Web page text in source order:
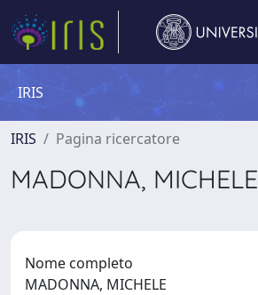
IRIS
IRIS Pagina ricercatore
MADONNA, MICHELE
Nome completo
MADONNA, MICHELE